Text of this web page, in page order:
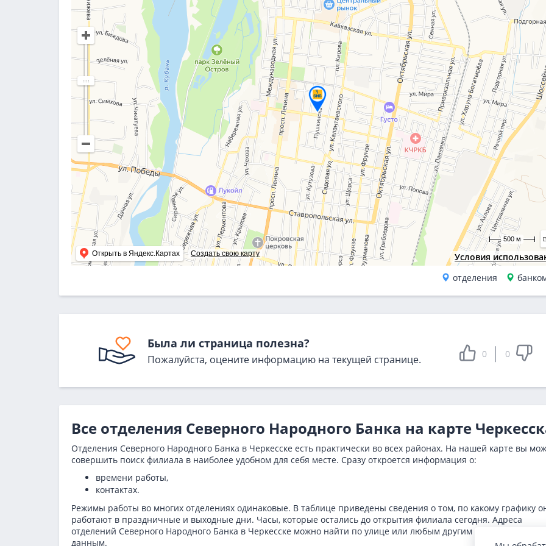
Условия
Открыть в Яндекс.Картах Создать свою карту
500 м
отделения
Была ли страница полезна?
Пожалуйста, оцените информацию на текущей странице. 0 0
Все отделения Северного Народного Банка на карте
Отделения Северного Народного Банка в Черкесске есть практически во всех районах. На нашей карте вы
совершить поиск филиала в наиболее удобном для себя месте. Сразу откроется информация о:
времени работы,
контактах.
Режимы работы во многих отделениях одинаковые. В таблице приведены сведения о том, по какому графику
работают в праздничные и выходные дни. Часы, которые остались до открытия филиала сегодня. Адреса
отделений Северного Народного Банка в Черкесске можно найти по улице или любым другим контактным
данным.